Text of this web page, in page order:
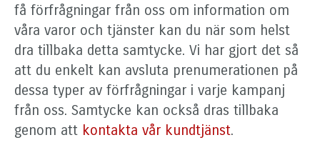
få förfrågningar från oss om information om
våra varor och tjänster kan du när som helst
dra tillbaka detta samtycke. Vi har gjort det så
att du enkelt kan avsluta prenumerationen på
dessa typer av förfrågningar i varje kampanj
från oss. Samtycke kan också dras tillbaka
genom att kontakta vår kundtjänst.